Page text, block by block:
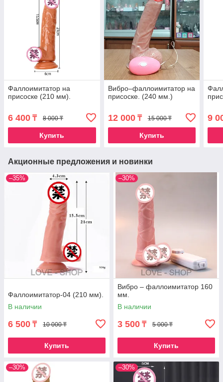
Фаллоимитатор на
присоске (210 мм).
6 400 ₸ 8 000 ₸
Купить
Вибро–фаллоимитатор на
присоске. (240 мм.)
12 000₸ 15 000 ₸
Купить
9
Акционные предложения и новинки
–35%
Фаллоимитатор-04 (210 мм).
В наличии
6 500 ₸ 10 000 ₸
Купить
–30%
Вибро – фаллоимитатор 160
мм.
В наличии
3 500 ₸ 5 000 ₸
Купить
–30% –30%